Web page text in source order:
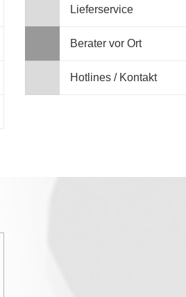
Lieferservice
Berater vor Ort
Hotlines / Kontakt